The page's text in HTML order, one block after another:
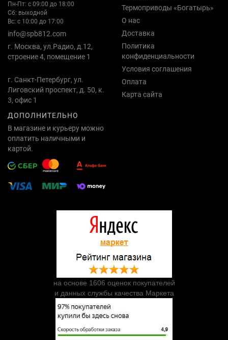
Пн-Пт: с 09:00 до 18:00
Сб: выходной
Вс: с 10:00 до 17:00
info@spb812.com
г. Москва, ул.Радио, д.12,
строение 4, помещение 1
г. Санкт-Петербург, ул.
Лиговский проспект, д. 50, к.
3, офис 1
Термоприводы «Богатырь»
О нас
Доставка
Политика
конфиденциальности
Условия соглашения
Оплата
Карта сайта
ДОПОЛНИТЕЛЬНО
В магазине и курьеру можно
оплатить наличными и
картой.
на основе 1606 оценок покупателей
и данных службы качества Маркета